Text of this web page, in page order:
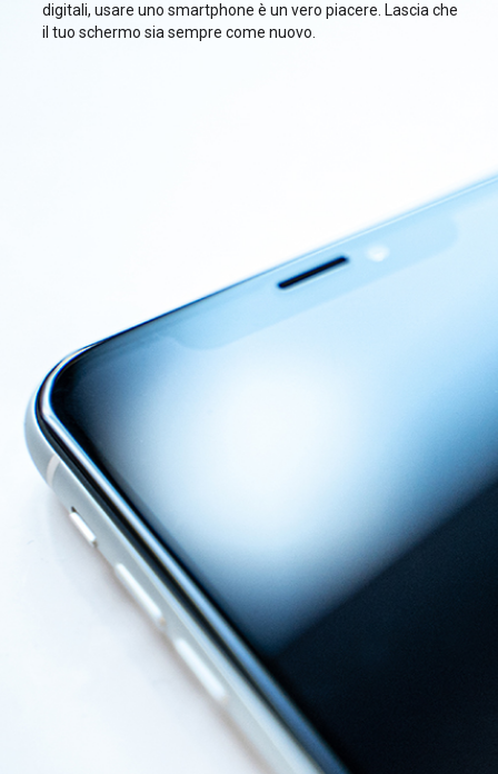
digitali, usare uno smartphone è un vero piacere. Lascia che
il tuo schermo sia sempre come nuovo.